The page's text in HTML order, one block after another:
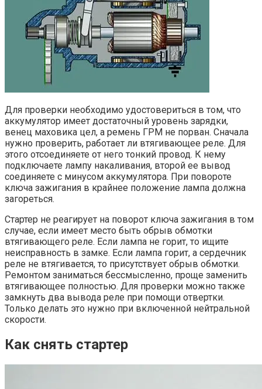
Для проверки необходимо удостовериться в том, что
аккумулятор имеет достаточный уровень зарядки,
венец маховика цел, а ремень ГРМ не порван. Сначала
нужно проверить, работает ли втягивающее реле. Для
этого отсоединяете от него тонкий провод. К нему
подключаете лампу накаливания, второй ее вывод
соединяете с минусом аккумулятора. При повороте
ключа зажигания в крайнее положение лампа должна
загореться.
Стартер не реагирует на поворот ключа зажигания в том
случае, если имеет место быть обрыв обмотки
втягивающего реле. Если лампа не горит, то ищите
неисправность в замке. Если лампа горит, а сердечник
реле не втягивается, то присутствует обрыв обмотки.
Ремонтом заниматься бессмысленно, проще заменить
втягивающее полностью. Для проверки можно также
замкнуть два вывода реле при помощи отвертки.
Только делать это нужно при включенной нейтральной
скорости.
Как снять стартер